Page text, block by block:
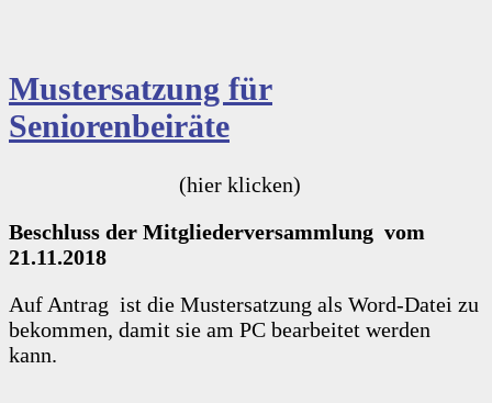
Mustersatzung für
Seniorenbeiräte
(hier klicken)
Beschluss der Mitgliederversammlung vom
21.11.2018
Auf Antrag ist die Mustersatzung als Word-Datei zu
bekommen, damit sie am PC bearbeitet werden
kann.